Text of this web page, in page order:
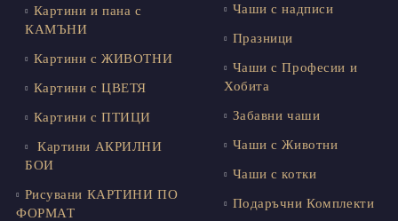
Картини и пана с
КАМЪНИ
Картини с ЖИВОТНИ
Картини с ЦВЕТЯ
Картини с ПТИЦИ
Картини АКРИЛНИ
БОИ
Рисувани КАРТИНИ ПО
ФОРМАТ
Чаши с надписи
Празници
Чаши с Професии и
Хобита
Забавни чаши
Чаши с Животни
Чаши с котки
Подаръчни Комплекти